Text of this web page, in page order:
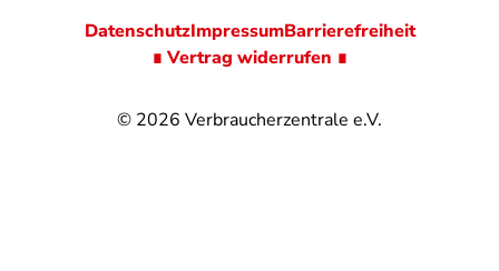
© 2026 Verbraucherzentrale e.V.
DatenschutzImpressumBarrierefreiheit
∎ Vertrag widerrufen ∎